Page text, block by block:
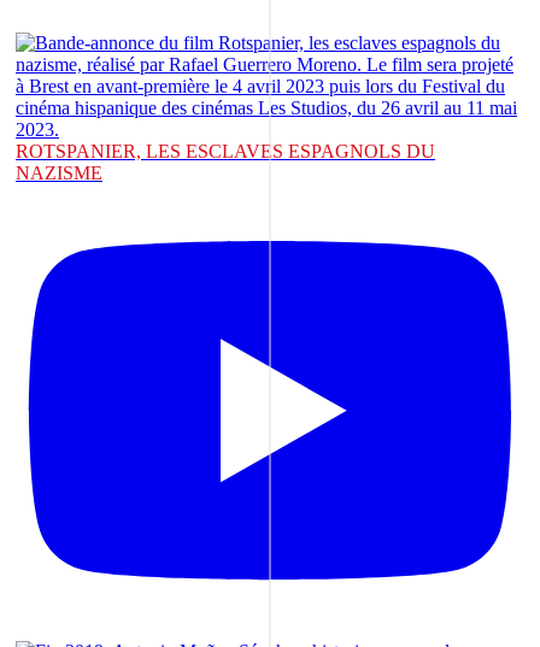
ROTSPANIER, LES ESCLAVES ESPAGNOLS DU
NAZISME